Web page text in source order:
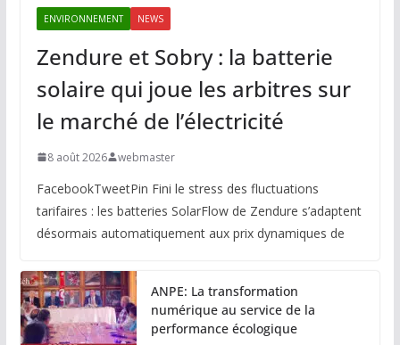
ENVIRONNEMENT NEWS
Zendure et Sobry : la batterie
solaire qui joue les arbitres sur
le marché de l’électricité
8 août 2026 webmaster
FacebookTweetPin Fini le stress des fluctuations
tarifaires : les batteries SolarFlow de Zendure s’adaptent
désormais automatiquement aux prix dynamiques de
ANPE: La transformation
numérique au service de la
performance écologique